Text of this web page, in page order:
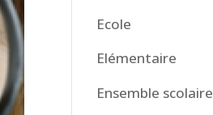
Ecole
Elémentaire
Ensemble scolaire